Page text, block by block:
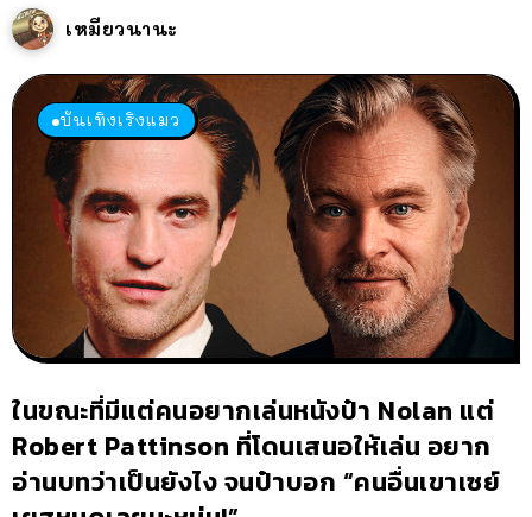
เหมียวนานะ
บันเทิงเริงแมว
ในขณะที่มีแต่คนอยากเล่นหนังป๋า Nolan แต่
Robert Pattinson ที่โดนเสนอให้เล่น อยาก
อ่านบทว่าเป็นยังไง จนป๋าบอก “คนอื่นเขาเซย์